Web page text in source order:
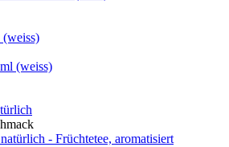
(weiss)